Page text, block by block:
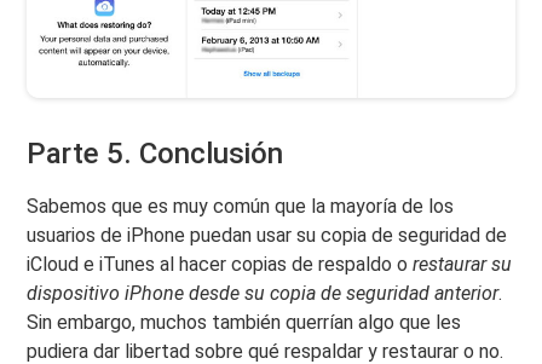
Parte 5. Conclusión
Sabemos que es muy común que la mayoría de los
usuarios de iPhone puedan usar su copia de seguridad de
iCloud e iTunes al hacer copias de respaldo orestaurar su
dispositivo iPhone desde su copia de seguridad anterior.
Sin embargo, muchos también querrían algo que les
pudiera dar libertad sobre qué respaldar y restaurar o no.